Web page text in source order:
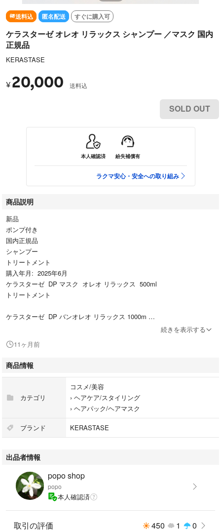
送料込 匿名配送 すぐに購入可
ケラスターゼ オレオ リラックス シャンプー ／マスク 国内
正規品
KERASTASE
¥ 20,000 送料込
SOLD OUT
本人確認済 紛失補償有
ラクマ安心・安全への取り組み
商品説明
新品
ポンプ付き
国内正規品
シャンプー
トリートメント
購入年月: 2025年6月
ケラスターゼ DP マスク オレオ リラックス 500ml
トリートメント
ケラスターゼ DP バンオレオ リラックス 1000m
くせを抑え、絡まりにくい髪に
まとまりやすい髪へ導くシャンプーです
湿度80%でも、朝のまとまり24時間キープ
生まれ変わったかのように素直な髪へ
続きを表示する
11ヶ月前
商品情報
カテゴリ
コスメ/美容
› ヘアケア/スタイリング
› ヘアパック/ヘアマスク
ブランド KERASTASE
出品者情報
popo shop
popo
本人確認済
取引の評価 450 1 0